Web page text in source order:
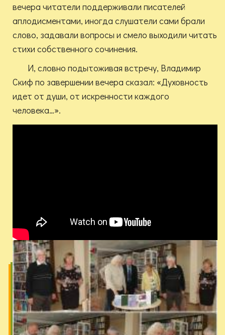
вечера читатели поддерживали писателей
аплодисментами, иногда слушатели сами брали
слово, задавали вопросы и смело выходили читать
стихи собственного сочинения.
И, словно подытоживая встречу, Владимир
Скиф по завершении вечера сказал: «Духовность
идет от души, от искренности каждого
человека…».